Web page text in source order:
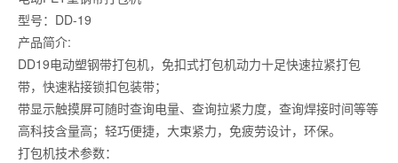
型号：DD-19
产品简介:
DD19电动塑钢带打包机，免扣式打包机动力十足快速拉紧打包
带，快速粘接锁扣包装带；
带显示触摸屏可随时查询电量、查询拉紧力度，查询焊接时间等等
高科技含量高；轻巧便捷，大束紧力，免疲劳设计，环保。
打包机技术参数：